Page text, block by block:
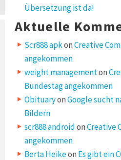
Übersetzung ist da!
Aktuelle
Scr888 apkonCreative
angekommen
weight managementon
Bundestag angekommen
ObituaryonGoogle sucht
Bildern
scr888 androidonCreative
angekommen
Berta Heikeon Es gibt ein